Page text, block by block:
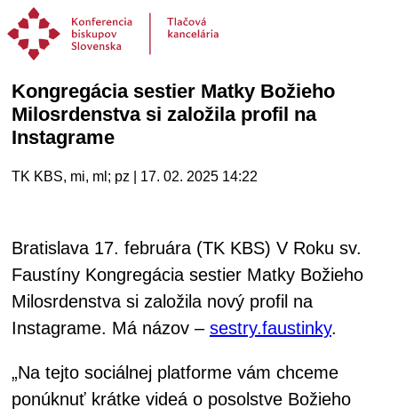
Kongregácia sestier Matky Božieho
Milosrdenstva si založila profil na
Instagrame
TK KBS, mi, ml; pz | 17. 02. 2025 14:22
Bratislava 17. februára (TK KBS) V Roku sv.
Faustíny Kongregácia sestier Matky Božieho
Milosrdenstva si založila nový profil na
Instagrame. Má názov – sestry.faustinky.
„Na tejto sociálnej platforme vám chceme
ponúknuť krátke videá o posolstve Božieho